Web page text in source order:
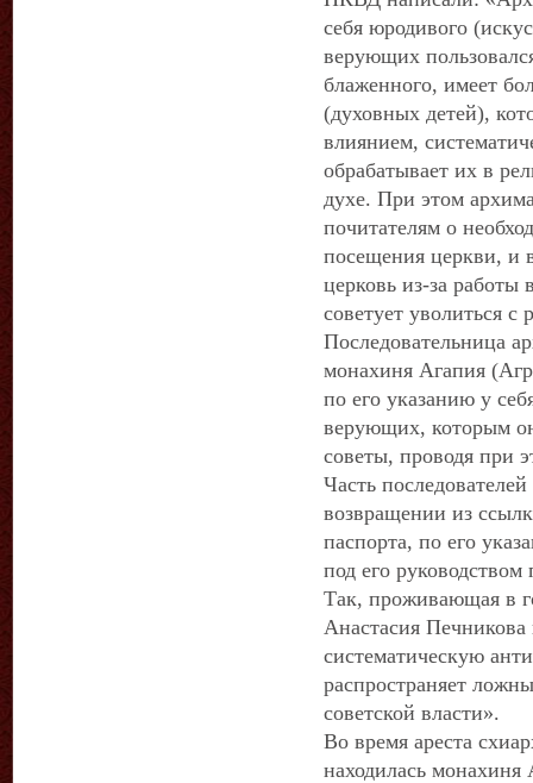
себя юродивого
верующих
блаженного, имеет
(духовных детей),
влиянием,
обрабатывает их в
духе. При этом
почитателям о
посещения церкви, и
церковь из-за работы
советует уволиться с
Последовательница
монахиня Агапия
по его указанию у
верующих, которым
советы, проводя при
Часть
возвращении из
паспорта, по его
под его
Так, проживающая в
Анастасия Печникова
систематическую
распространяет
советской власти».
Во время ареста
находилась